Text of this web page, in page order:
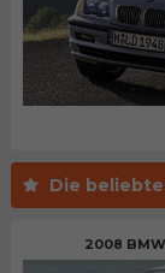
Die
2008